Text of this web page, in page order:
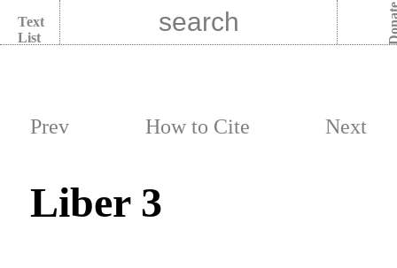
Text
List
Prev How to Cite Next
Liber 3